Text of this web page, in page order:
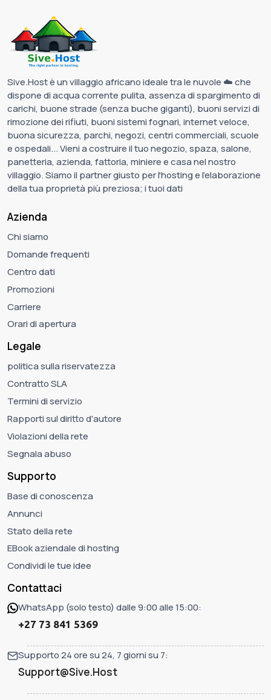
Sive.Host è un villaggio africano ideale tra le nuvole ☁️ che
dispone di acqua corrente pulita, assenza di spargimento di
carichi, buone strade (senza buche giganti), buoni servizi di
rimozione dei rifiuti, buoni sistemi fognari, internet veloce,
buona sicurezza, parchi, negozi, centri commerciali, scuole
e ospedali... Vieni a costruire il tuo negozio, spaza, salone,
panetteria, azienda, fattoria, miniere e casa nel nostro
villaggio. Siamo il partner giusto per l'hosting e l'elaborazione
della tua proprietà più preziosa; i tuoi dati
Azienda
Chi siamo
Domande frequenti
Centro dati
Promozioni
Carriere
Orari di apertura
Legale
politica sulla riservatezza
Contratto SLA
Termini di servizio
Rapporti sul diritto d'autore
Violazioni della rete
Segnala abuso
Supporto
Base di conoscenza
Annunci
Stato della rete
EBook aziendale di hosting
Condividi le tue idee
Contattaci
WhatsApp (solo testo) dalle 9:00 alle 15:00:
+27 73 841 5369
Supporto 24 ore su 24, 7 giorni su 7:
Support@Sive.Host